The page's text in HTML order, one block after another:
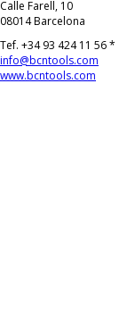
Calle Farell, 10
08014 Barcelona
Tef. +34 93 424 11 56 *
info@bcntools.com
www.bcntools.com